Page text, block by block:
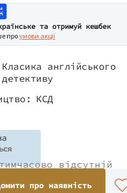
та отримуй кешбек
проумови акції
Класика англійського
детективу
КСД
відсутній
про наявність